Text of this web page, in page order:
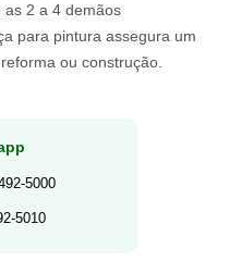
as 2 a 4 demãos
para pintura assegura um
ou construção.
5000
5010